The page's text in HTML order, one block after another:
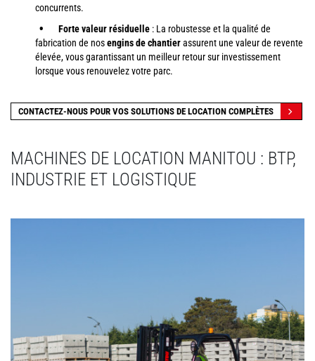
concurrents.
Forte valeur résiduelle : La robustesse et la qualité de
fabrication de nosengins de chantierassurent une valeur de revente
élevée, vous garantissant un meilleur retour sur investissement
lorsque vous renouvelez votre parc.
CONTACTEZ-NOUS POUR VOS SOLUTIONS DE LOCATION COMPLÈTES
MACHINES DE LOCATION MANITOU : BTP,
INDUSTRIE ET LOGISTIQUE